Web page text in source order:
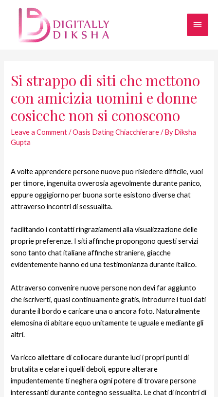
Si strappo di siti che mettono
con amicizia uomini e donne
cosicche non si conoscono
Leave a Comment /Oasis Dating Chiacchierare/ ByDiksha
Gupta
A volte apprendere persone nuove puo risiedere difficile, vuoi
per timore, ingenuita ovverosia agevolmente durante panico,
eppure oggigiorno per buona sorte esistono diverse chat
attraverso incontri di sessualita.
facilitando i contatti ringraziamenti alla visualizzazione delle
proprie preferenze. I siti affinche propongono questi servizi
sono tanto chat italiane affinche straniere, giacche
evidentemente hanno ed una testimonianza durante italico.
Attraverso convenire nuove persone non devi far aggiunto
che iscriverti, quasi continuamente gratis, introdurre i tuoi dati
durante il bordo e caricare una o ancora foto. Naturalmente
elemosina di abitare equo unitamente te uguale e mediante gli
altri.
Va ricco allettare di collocare durante luci i propri punti di
brutalita e celare i quelli deboli, eppure alterare
impudentemente ti neghera ogni potere di trovare persone
interessanti durante contegno sessualita. Le chat di incontri di